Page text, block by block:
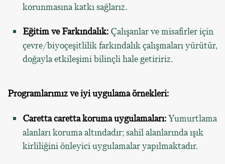
korunmasına katkı sağlarız.
Eğitim ve Farkındalık: Çalışanlar ve misafirler için
çevre/biyoçeşitlilik farkındalık çalışmaları yürütür,
doğayla etkileşimi bilinçli hale getiririz.
Programlarımız ve iyi uygulama örnekleri:
Caretta caretta koruma uygulamaları:Yumurtlama
alanları koruma altındadır; sahil alanlarında ışık
kirliliğini önleyici uygulamalar yapılmaktadır.